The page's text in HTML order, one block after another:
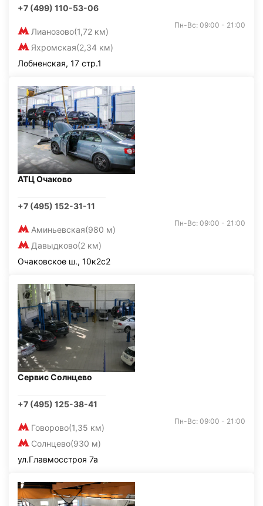
+7 (499) 110-53-06
Лианозово(1,72 км)
Яхромская(2,34 км)
Пн-Вс: 09:00 - 21:00
Лобненская, 17 стр.1
АТЦ Очаково
+7 (495) 152-31-11
Аминьевская(980 м)
Давыдково(2 км)
Пн-Вс: 09:00 - 21:00
Очаковское ш., 10к2с2
Сервис Солнцево
+7 (495) 125-38-41
Говорово(1,35 км)
Солнцево(930 м)
Пн-Вс: 09:00 - 21:00
ул.Главмосстроя 7а